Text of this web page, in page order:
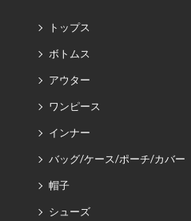
トップス
ボトムス
アウター
ワンピース
インナー
バッグ/ケース/ポーチ/カバー
帽子
シューズ